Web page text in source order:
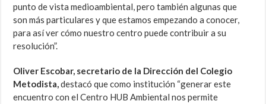
punto de vista medioambiental, pero también algunas que
son más particulares y que estamos empezando a conocer,
para así ver cómo nuestro centro puede contribuir a su
resolución”.
Oliver Escobar, secretario de la Dirección del Colegio
Metodista,destacó que como institución “generar este
encuentro con el Centro HUB Ambiental nos permite